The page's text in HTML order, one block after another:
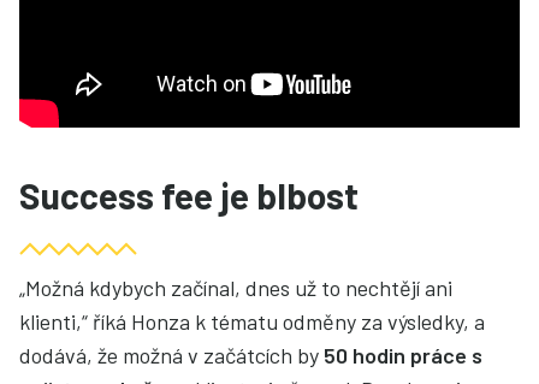
Success fee je blbost
„Možná kdybych začínal, dnes už to nechtějí ani
klienti,“ říká Honza k tématu odměny za výsledky, a
dodává, že možná v začátcích by 50 hodin práce s